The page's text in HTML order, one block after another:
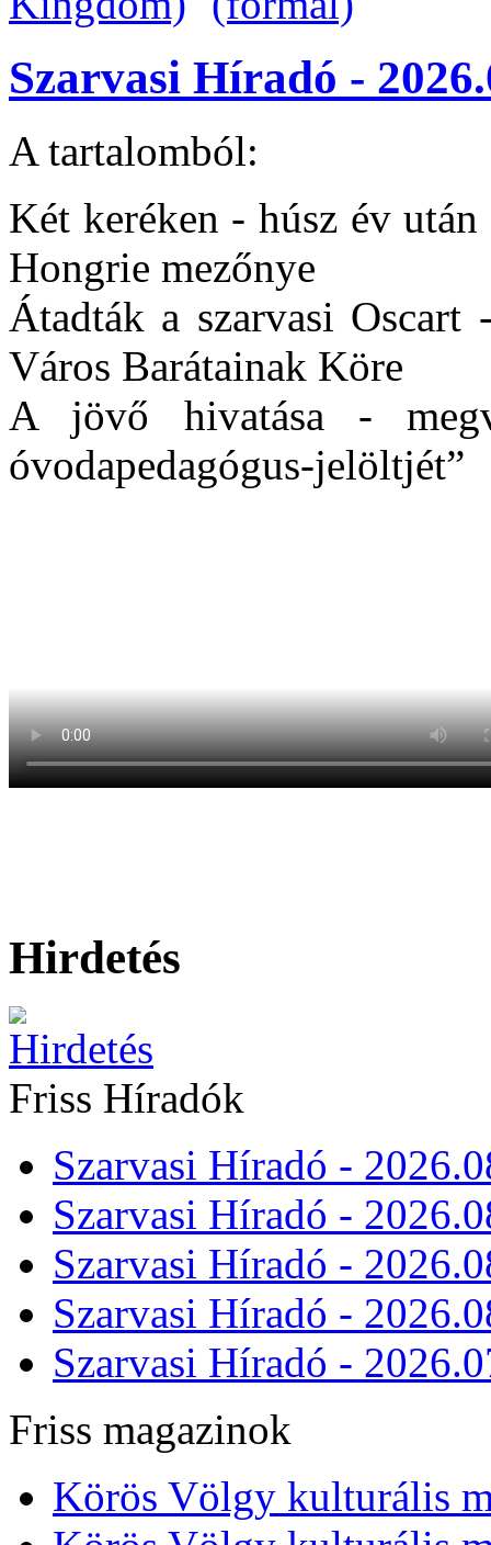
Szarvasi Híradó -
A tartalomból:
Két keréken - húsz év
Hongrie mezőnye
Átadták a szarvasi
Város Barátainak Köre
A jövő hivatása -
óvodapedagógus-jelöltjét”
Hirdetés
Friss Híradók
Szarvasi Híradó -
Szarvasi Híradó -
Szarvasi Híradó -
Szarvasi Híradó -
Szarvasi Híradó -
Friss magazinok
Körös Völgy kulturális